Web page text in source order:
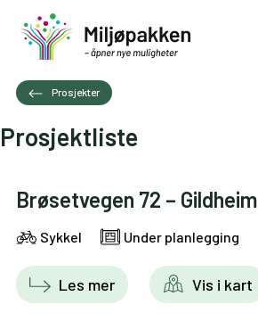
Prosjekter
Prosjektliste
Brøsetvegen 72 – Gildheim
Sykkel Under planlegging
Les mer Vis i kart